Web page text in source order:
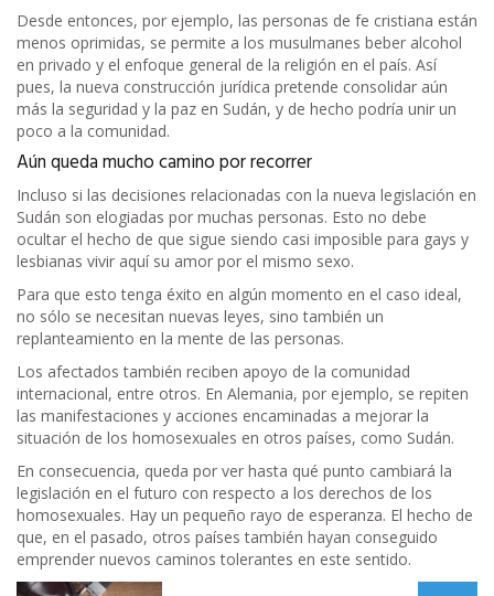
Desde entonces, por ejemplo, las personas de fe cristiana están
menos oprimidas, se permite a los musulmanes beber alcohol
en privado y el enfoque general de la religión en el país. Así
pues, la nueva construcción jurídica pretende consolidar aún
más la seguridad y la paz en Sudán, y de hecho podría unir un
poco a la comunidad.
Aún queda mucho camino por recorrer
Incluso si las decisiones relacionadas con la nueva legislación en
Sudán son elogiadas por muchas personas. Esto no debe
ocultar el hecho de que sigue siendo casi imposible para gays y
lesbianas vivir aquí su amor por el mismo sexo.
Para que esto tenga éxito en algún momento en el caso ideal,
no sólo se necesitan nuevas leyes, sino también un
replanteamiento en la mente de las personas.
Los afectados también reciben apoyo de la comunidad
internacional, entre otros. En Alemania, por ejemplo, se repiten
las manifestaciones y acciones encaminadas a mejorar la
situación de los homosexuales en otros países, como Sudán.
En consecuencia, queda por ver hasta qué punto cambiará la
legislación en el futuro con respecto a los derechos de los
homosexuales. Hay un pequeño rayo de esperanza. El hecho de
que, en el pasado, otros países también hayan conseguido
emprender nuevos caminos tolerantes en este sentido.